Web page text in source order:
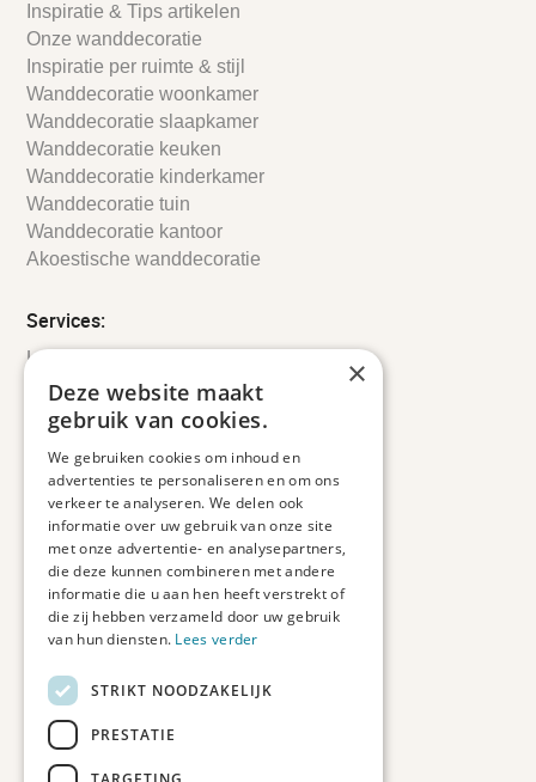
Inspiratie & Tips artikelen
Onze wanddecoratie
Inspiratie per ruimte & stijl
Wanddecoratie woonkamer
Wanddecoratie slaapkamer
Wanddecoratie keuken
Wanddecoratie kinderkamer
Wanddecoratie tuin
Wanddecoratie kantoor
Akoestische wanddecoratie
Services:
Leveringsinformatie
Retourbeleid
Informatie
Veelgestelde vragen
Duurzaam ondernemen
Contact informatie
Etienne de Pinedaweg 34
3711 CH, Austerlitz
Nederland
info@fotoprintxl.nl
0343 78 58 00
KVK: 81960263
×
Deze website maakt
gebruik van cookies.
We gebruiken cookies om inhoud en
advertenties te personaliseren en om ons
verkeer te analyseren. We delen ook
informatie over uw gebruik van onze site
met onze advertentie- en analysepartners,
die deze kunnen combineren met andere
informatie die u aan hen heeft verstrekt of
die zij hebben verzameld door uw gebruik
van hun diensten. Lees verder
STRIKT NOODZAKELIJK
PRESTATIE